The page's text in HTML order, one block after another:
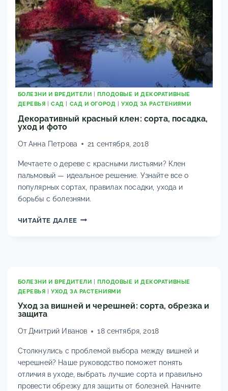
БОЛЕЗНИ И ВРЕДИТЕЛИ
ПЛОДОВЫЕ И ДЕКОРАТИВНЫЕ
ДЕРЕВЬЯ |САД САД И ОГОРОД УХОД ЗА РАСТЕНИЯМИ
Декоративный красный клен: сорта, посадка,
уход и фото
ОтАнна Петрова 21 сентября, 2018
Мечтаете о дереве с красными листьями? Клен
пальмовый — идеальное решение. Узнайте все о
популярных сортах, правилах посадки, ухода и
борьбы с болезнями.
ЧИТАЙТЕ ДАЛЕЕДЕКОРАТИВНЫЙ
И
ФОТО
БОЛЕЗНИ И ВРЕДИТЕЛИ
ПЛОДОВЫЕ И ДЕКОРАТИВНЫЕ
ДЕРЕВЬЯ |УХОД ЗА РАСТЕНИЯМИ
Уход за вишней и черешней: сорта, обрезка и
защита
ОтДмитрий Иванов 18 сентября, 2018
Столкнулись с проблемой выбора между вишней и
черешней? Наше руководство поможет понять
отличия в уходе, выбрать лучшие сорта и правильно
провести обрезку для защиты от болезней. Начните